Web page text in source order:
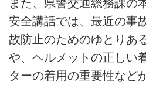
また、県警交通総務課の
安全講話では、最近の事
故防止のためのゆとりあ
や、ヘルメットの正しい
ターの着用の重要性など